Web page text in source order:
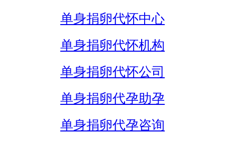
单身捐卵代怀中心
单身捐卵代怀机构
单身捐卵代怀公司
单身捐卵代孕助孕
单身捐卵代孕咨询